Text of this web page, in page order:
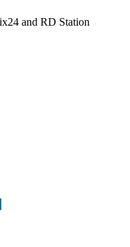
and RD Station